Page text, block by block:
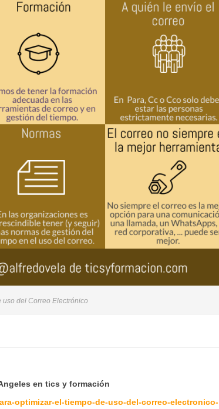
del Correo Electrónico
en tics y formación
optimizar-el-tiempo-de-uso-del-correo-electronico-